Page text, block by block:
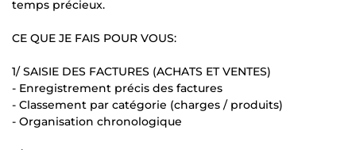
temps précieux.
CE QUE JE FAIS POUR VOUS:
1/ SAISIE DES FACTURES (ACHATS ET VENTES)
- Enregistrement précis des factures
- Classement par catégorie (charges / produits)
- Organisation chronologique